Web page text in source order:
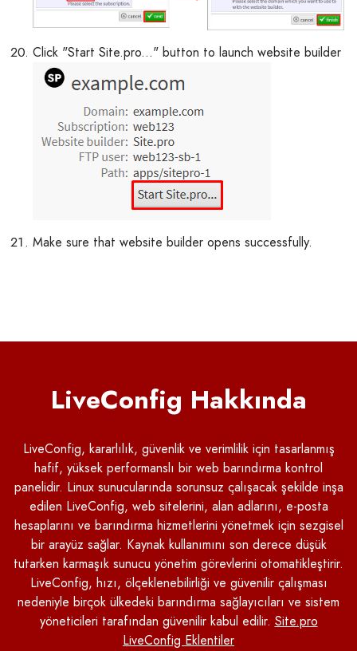
Click "Start Site.pro..." button to launch website builder
Make sure that website builder opens successfully.
LiveConfig Hakkında
LiveConfig, kararlılık, güvenlik ve verimlilik için tasarlanmış
hafif, yüksek performanslı bir web barındırma kontrol
panelidir. Linux sunucularında sorunsuz çalışacak şekilde inşa
edilen LiveConfig, web sitelerini, alan adlarını, e-posta
hesaplarını ve barındırma hizmetlerini yönetmek için sezgisel
bir arayüz sağlar. Kaynak kullanımını son derece düşük
tutarken karmaşık sunucu yönetim görevlerini otomatikleştirir.
LiveConfig, hızı, ölçeklenebilirliği ve güvenilir çalışması
nedeniyle birçok ülkedeki barındırma sağlayıcıları ve sistem
yöneticileri tarafından güvenilir kabul edilir. Site.pro
LiveConfig Eklentiler